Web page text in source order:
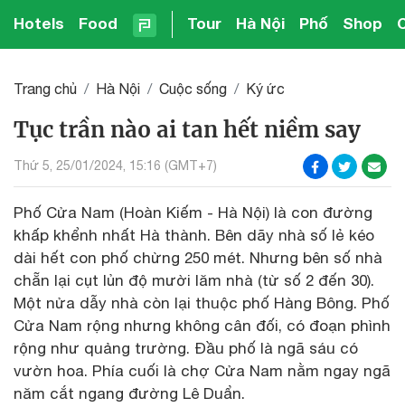
Hotels Food Tour Hà Nội Phố Shop
Trang chủ Hà Nội Cuộc sống Ký ức
Tục trần nào ai tan hết niềm say
Thứ 5, 25/01/2024, 15:16 (GMT+7)
Phố Cửa Nam (Hoàn Kiếm - Hà Nội) là con đường
khấp khểnh nhất Hà thành. Bên dãy nhà số lẻ kéo
dài hết con phố chừng 250 mét. Nhưng bên số nhà
chẵn lại cụt lủn độ mười lăm nhà (từ số 2 đến 30).
Một nửa dẫy nhà còn lại thuộc phố Hàng Bông. Phố
Cửa Nam rộng nhưng không cân đối, có đoạn phình
rộng như quảng trường. Đầu phố là ngã sáu có
vườn hoa. Phía cuối là chợ Cửa Nam nằm ngay ngã
năm cắt ngang đường Lê Duẩn.